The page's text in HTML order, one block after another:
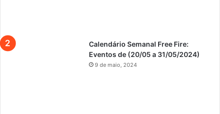
Calendário Semanal Free Fire:
Eventos de (20/05 a 31/05/2024)
9 de maio, 2024